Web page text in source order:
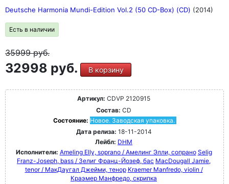
Deutsche Harmonia Mundi-Edition Vol.2 (50 CD-Box) (CD) (2014)
Есть в наличии
35999руб.
32998 руб. В корзину
Артикул: CDVP 2120915
Состав: CD
Состояние: Новое. Заводская упаковка.
Дата релиза: 18-11-2014
Лейбл: DHM
Исполнители: Ameling Elly, soprano / Амелинг Элли, сопрано Selig
Franz-Joseph, bass / Зелиг Франц-Йозеф, бас MacDougall Jamie,
tenor / МакДаугал Джейми, тенор Kraemer Manfredo, violin /
Краэмер Манфредо, скрипка